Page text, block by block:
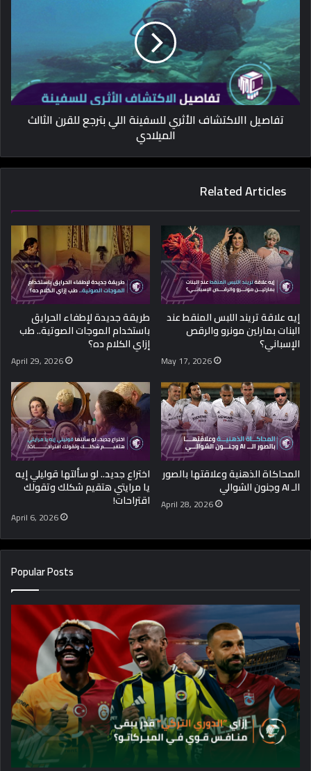
تفاصيل االاكتشاف الأثري للسفينة اللي بترجع للقرن الثالث
الميلادي
Related Articles
إيه علاقة تريند اللبس المنقط عند
البنات بمارلين مونرو والرقص
الإسباني؟
May 17, 2026
طريقة جديدة لإطفاء الحرايق
باستخدام الموجات الصوتية.. طب
إزاي الكلام ده؟
April 29, 2026
المحاكاة الذهنية وعلاقتها بالصور
الـ AI وجنون الشوالي
April 28, 2026
اختراع جديد.. لو سألتها قوليلي إيه
يا مرايتي هتقيم شكلك وتقولك
اقتراحات!
April 6, 2026
Popular Posts